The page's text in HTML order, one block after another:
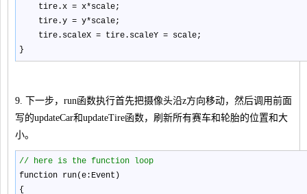
tire.x = x*scale;
tire.y = y*scale;
tire.scaleX = tire.scaleY = scale;
}
9. 下一步，run函数执行首先把摄像头沿z方向移动，然后调用前面
写的updateCar和updateTire函数，刷新所有赛车和轮胎的位置和大
小。
// here is the function loop
function run(e:Event)
{